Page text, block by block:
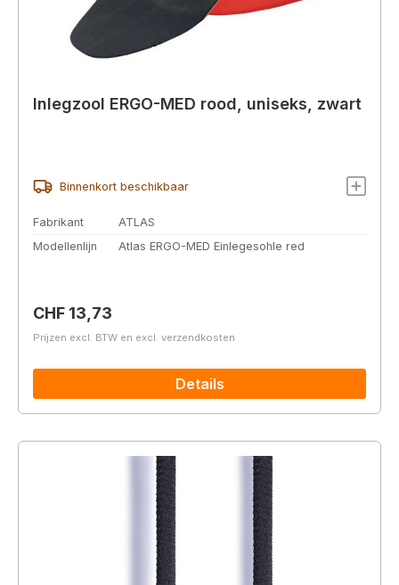
Inlegzool ERGO-MED rood, uniseks, zwart
Binnenkort beschikbaar
Fabrikant
ATLAS
Modellenlijn
Atlas ERGO-MED Einlegesohle red
Normale prijs:
CHF 13,73
Prijzen excl. BTW en excl. verzendkosten
Details